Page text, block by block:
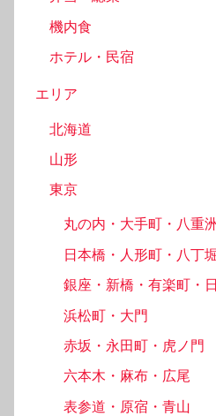
機内食
ホテル・民宿
エリア
北海道
山形
東京
丸の内・大手町・八重洲
日本橋・人形町・八丁
銀座・新橋・有楽町・
浜松町・大門
赤坂・永田町・虎ノ門
六本木・麻布・広尾
表参道・原宿・青山